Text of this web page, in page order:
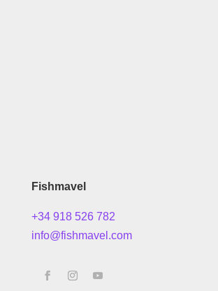
Fishmavel
+34 918 526 782
info@fishmavel.com